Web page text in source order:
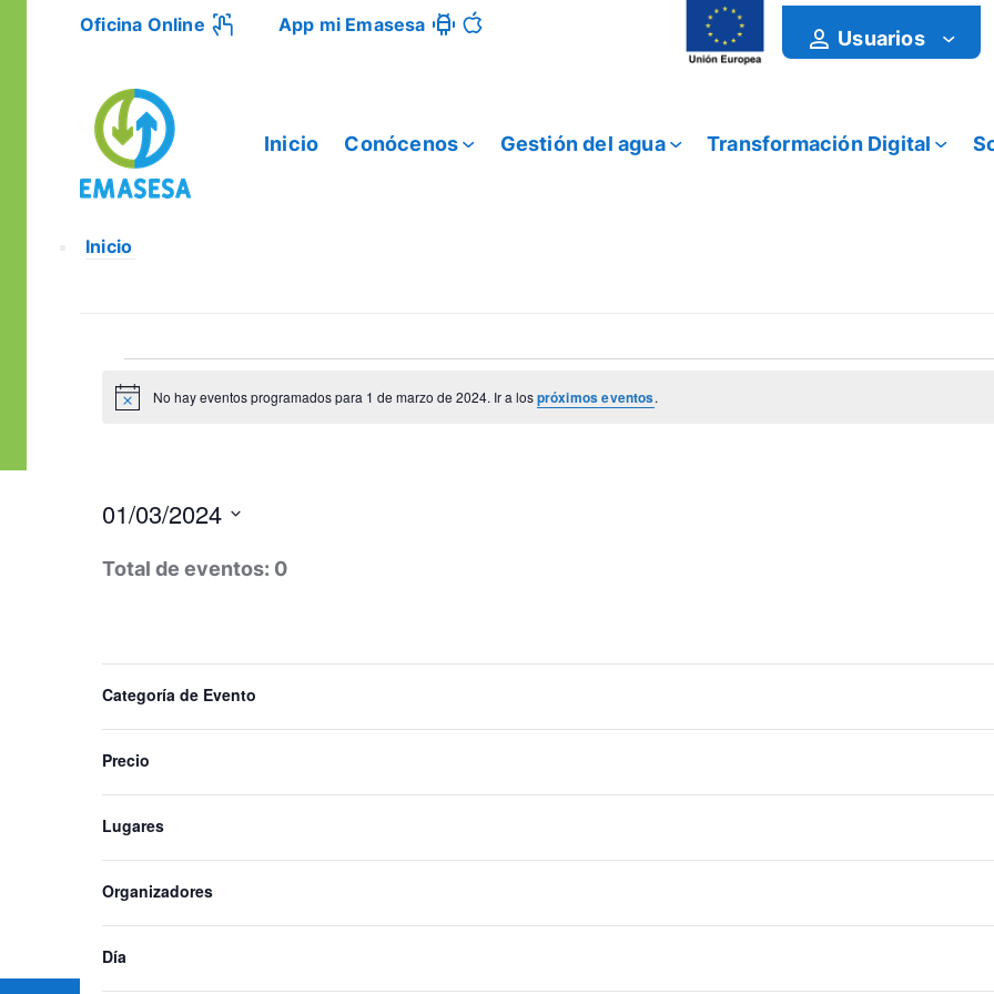
Oficina Online App mi Emasesa
Usuarios
Inicio Conócenos Gestión del agua Transformación Digital
Inicio
Eventos
1
marzo
de
2024
Notice No hay eventos programados para 1 de marzo de 2024. Ir a lospróximos eventos.
cualquiera
de
las
entradas
del
formulario
hará
la
Categoría de Evento
Precio
Lugares
Organizadores
Día
01/03/2024
fecha.
Total de eventos: 0
Día anterior